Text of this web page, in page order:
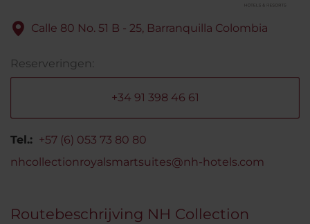
Calle 80 No. 51 B - 25, Barranquilla Colombia
Reserveringen:
+34 91 398 46 61
Tel.: +57 (6) 053 73 80 80
nhcollectionroyalsmartsuites@nh-hotels.com
Routebeschrijving NH Collection